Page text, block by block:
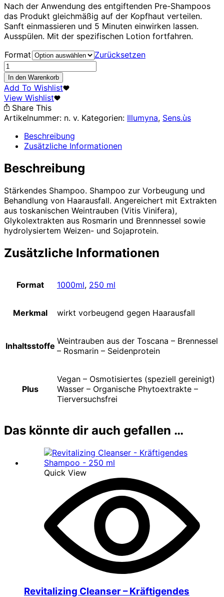
Nach der Anwendung des entgiftenden Pre-Shampoos
das Produkt gleichmäßig auf der Kopfhaut verteilen.
Sanft einmassieren und 5 Minuten einwirken lassen.
Ausspülen. Mit der spezifischen Lotion fortfahren.
Format
Zurücksetzen
Revitalizing
Cleanser
-
Kräftigendes
Shampoo
Menge
In den Warenkorb
Add To Wishlist
View Wishlist
Share This
Artikelnummer: n. v. Kategorien: Illumyna, Sens.ùs
Beschreibung
Zusätzliche Informationen
Beschreibung
Stärkendes Shampoo. Shampoo zur Vorbeugung und
Behandlung von Haarausfall. Angereichert mit Extrakten
aus toskanischen Weintrauben (Vitis Vinifera),
Glykolextrakten aus Rosmarin und Brennnessel sowie
hydrolysiertem Weizen- und Sojaprotein.
Zusätzliche Informationen
Format 1000ml, 250 ml
Merkmal wirkt vorbeugend gegen Haarausfall
Inhaltsstoffe Weintrauben aus der Toscana – Brennessel
– Rosmarin – Seidenprotein
Plus
Vegan – Osmotisiertes (speziell gereinigt)
Wasser – Organische Phytoextrakte –
Tierversuchsfrei
Das könnte dir auch gefallen …
Quick View
Revitalizing Cleanser – Kräftigendes